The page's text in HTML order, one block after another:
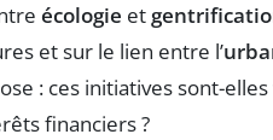
écologie et
et sur le lien entre l’
: ces initiatives sont-
financiers ?